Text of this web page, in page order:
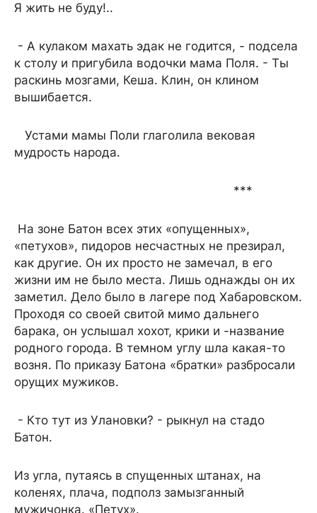
Я жить не буду!..
- А кулаком махать эдак не годится, - подсела
к столу и пригубила водочки мама Поля. - Ты
раскинь мозгами, Кеша. Клин, он клином
вышибается.
Устами мамы Поли глаголила вековая
мудрость народа.
***
На зоне Батон всех этих «опущенных»,
«петухов», пидоров несчастных не презирал,
как другие. Он их просто не замечал, в его
жизни им не было места. Лишь однажды он их
заметил. Дело было в лагере под Хабаровском.
Проходя со своей свитой мимо дальнего
барака, он услышал хохот, крики и -название
родного города. В темном углу шла какая-то
возня. По приказу Батона «братки» разбросали
орущих мужиков.
- Кто тут из Улановки? - рыкнул на стадо
Батон.
Из угла, путаясь в спущенных штанах, на
коленях, плача, подполз замызганный
мужичонка. «Петух».